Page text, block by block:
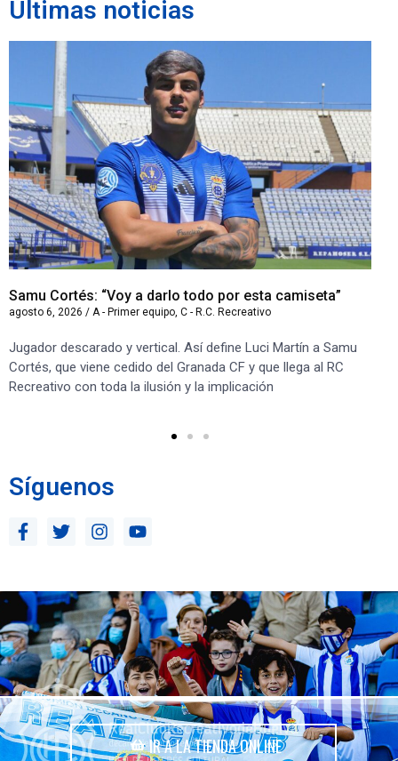
Últimas noticias
Samu Cortés: “Voy a darlo todo por esta camiseta”
agosto 6, 2026 / A - Primer equipo C - R.C. Recreativo
Jugador descarado y vertical. Así define Luci Martín a Samu
Cortés, que viene cedido del Granada CF y que llega al RC
Recreativo con toda la ilusión y la implicación
Síguenos
IR A LA TIENDA ONLINE